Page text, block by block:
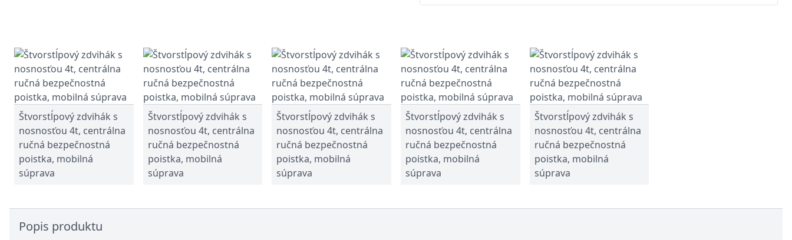
Štvorstĺpový zdvihák s
nosnosťou 4t, centrálna
ručná bezpečnostná
poistka, mobilná
súprava
Štvorstĺpový zdvihák s
nosnosťou 4t, centrálna
ručná bezpečnostná
poistka, mobilná
súprava
Štvorstĺpový zdvihák s
nosnosťou 4t, centrálna
ručná bezpečnostná
poistka, mobilná
súprava
Štvorstĺpový zdvihák s
nosnosťou 4t, centrálna
ručná bezpečnostná
poistka, mobilná
súprava
Štvorstĺpový zdvihák s
nosnosťou 4t, centrálna
ručná bezpečnostná
poistka, mobilná
súprava
Popis produktu